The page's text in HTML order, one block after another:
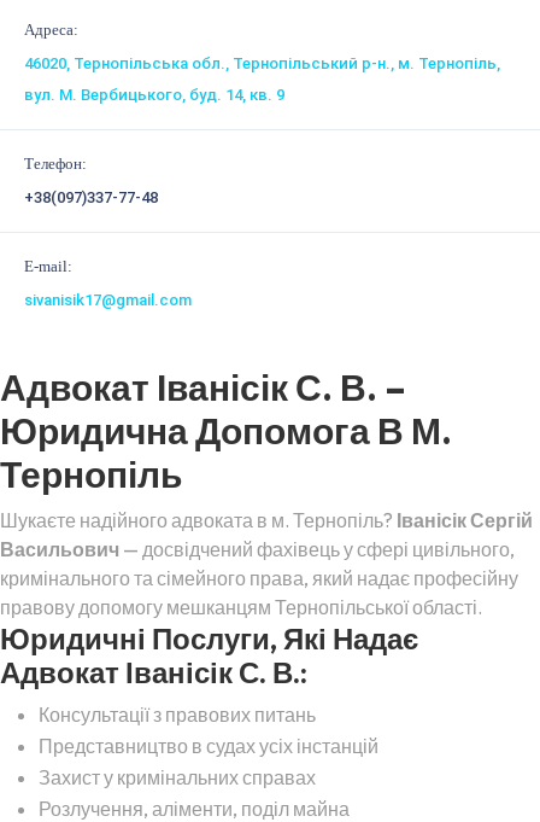
Адреса:
46020, Тернопільська обл., Тернопільський р-н., м. Тернопіль,
вул. М. Вербицького, буд. 14, кв. 9
Телефон:
+38(097)337-77-48
E-mail:
sivanisik17@gmail.com
Адвокат Іванісік С. В. –
Юридична Допомога В М.
Тернопіль
Шукаєте надійного адвоката в м. Тернопіль? Іванісік Сергій
Васильович — досвідчений фахівець у сфері цивільного,
кримінального та сімейного права, який надає професійну
правову допомогу мешканцям Тернопільської області.
Юридичні Послуги, Які Надає
Адвокат Іванісік С. В.:
Консультації з правових питань
Представництво в судах усіх інстанцій
Захист у кримінальних справах
Розлучення, аліменти, поділ майна